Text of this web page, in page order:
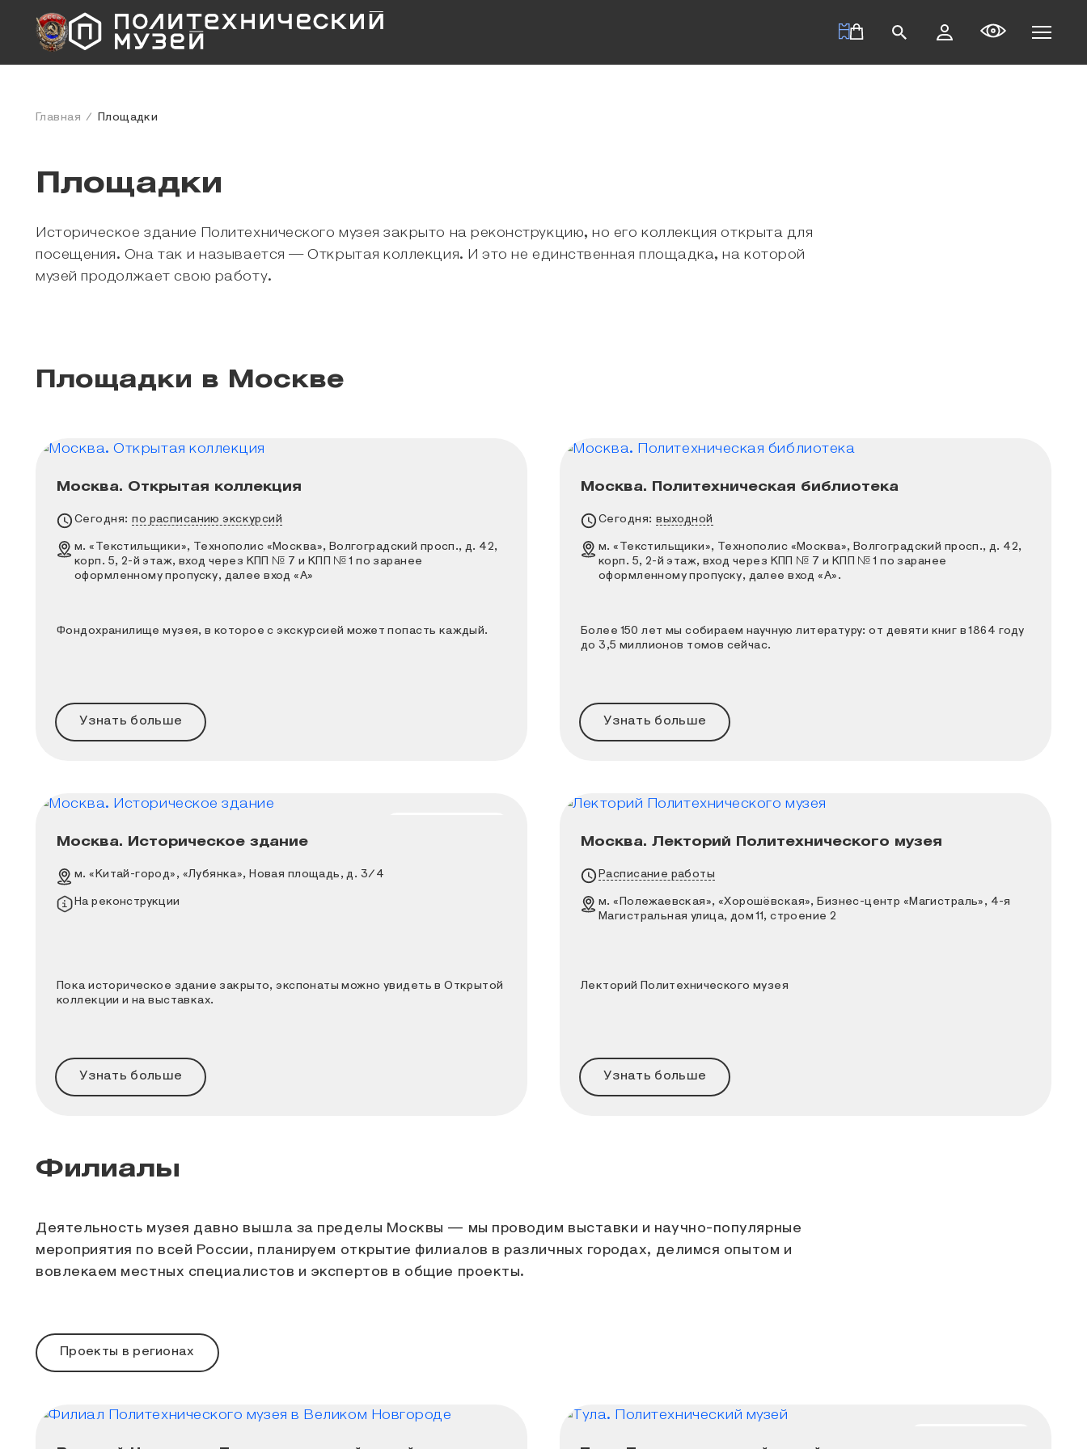
Главная Площадки
Площадки
Историческое здание Политехнического музея закрыто на реконструкцию, но его коллекция открыта для
посещения. Она так и называется — Открытая коллекция. И это не единственная площадка, на которой
музей продолжает свою работу.
Площадки в Москве
Москва. Открытая коллекция
Фондохранилище музея, в которое с экскурсией может попасть каждый.
Расписание работы
Сегодня: по расписанию экскурсий
Адрес
м. «Текстильщики», Технополис «Москва», Волгоградский просп., д. 42,
корп. 5, 2-й этаж, вход через КПП № 7 и КПП № 1 по заранее
оформленному пропуску, далее вход «А»
Фондохранилище музея, в которое с экскурсией может попасть каждый.
Узнать больше
Москва. Политехническая библиотека
Более 150 лет мы собираем научную литературу: от девяти книг в
Расписание работы
Сегодня: выходной
Адрес
м. «Текстильщики», Технополис «Москва», Волгоградский просп., д. 42,
корп. 5, 2-й этаж, вход через КПП № 7 и КПП № 1 по заранее
оформленному пропуску, далее вход «А».
Более 150 лет мы собираем научную литературу: от девяти книг в 1864 году
до 3,5 миллионов томов сейчас.
Узнать больше
Москва. Историческое здание
Пока историческое здание закрыто, экспонаты можно увидеть в Открытой коллекции и на выставках.
Адрес
м. «Китай-город», «Лубянка», Новая площадь, д. 3/4
Информация о площадке
На реконструкции
Пока историческое здание закрыто, экспонаты можно увидеть в Открытой
коллекции и на выставках.
Узнать больше
Москва. Лекторий Политехнического музея
Лекторий Политехнического музея
Расписание работы
Адрес
м. «Полежаевская», «Хорошёвская», Бизнес-центр «Магистраль», 4-я
Магистральная улица, дом 11, строение 2
Лекторий Политехнического музея
Узнать больше
Филиалы
Деятельность музея давно вышла за пределы Москвы — мы проводим выставки и научно-популярные
мероприятия по всей России, планируем открытие филиалов в различных городах, делимся опытом и
вовлекаем местных специалистов и экспертов в общие проекты.
Проекты в регионах